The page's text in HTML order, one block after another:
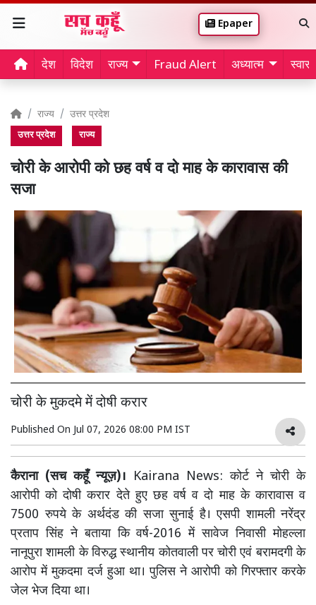
Epaper
देश विदेश राज्य Fraud Alert अध्यात्म
राज्य उत्तर प्रदेश
उत्तर प्रदेश राज्य
चोरी के आरोपी को छह वर्ष व दो माह के कारावास की
सजा
चोरी के मुकदमे में दोषी करार
Published On Jul 07, 2026 08:00 PM IST
कैराना (सच कहूँ न्यूज़)। Kairana News: कोर्ट ने चोरी के
आरोपी को दोषी करार देते हुए छह वर्ष व दो माह के कारावास व
7500 रुपये के अर्थदंड की सजा सुनाई है। एसपी शामली नरेंद्र
प्रताप सिंह ने बताया कि वर्ष-2016 में सावेज निवासी मोहल्ला
नानूपुरा शामली के विरुद्ध स्थानीय कोतवाली पर चोरी एवं बरामदगी के
आरोप में मुकदमा दर्ज हुआ था। पुलिस ने आरोपी को गिरफ्तार करके
जेल भेज दिया था।